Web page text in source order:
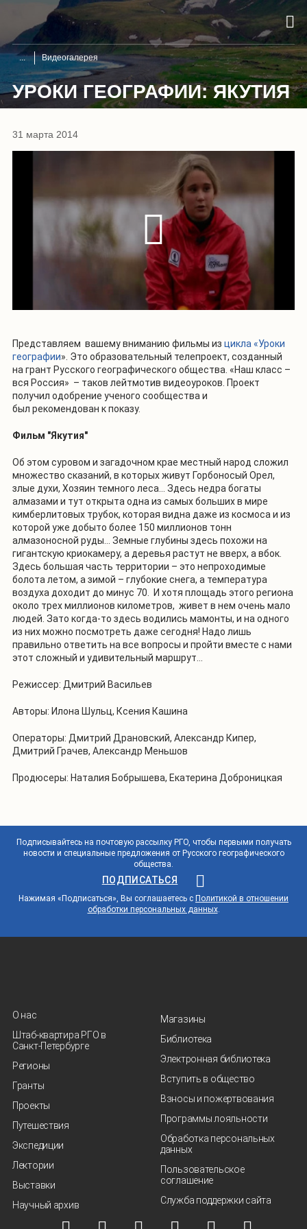
Видеогалерея
УРОКИ ГЕОГРАФИИ: ЯКУТИЯ
31 марта 2014
Представляем вашему вниманию фильмы из цикла «Уроки
географии». Это образовательный телепроект, созданный
на грант Русского географического общества. «Наш класс –
вся Россия» – таков лейтмотив видеоуроков. Проект
получил одобрение ученого сообщества и
был рекомендован к показу.
Фильм "Якутия"
Об этом суровом и загадочном крае местный народ сложил
множество сказаний, в которых живут Горбоносый Орел,
злые духи, Хозяин темного леса… Здесь недра богаты
алмазами и тут открыта одна из самых больших в мире
кимберлитовых трубок, которая видна даже из космоса и из
которой уже добыто более 150 миллионов тонн
алмазоносной руды… Земные глубины здесь похожи на
гигантскую криокамеру, а деревья растут не вверх, а вбок.
Здесь большая часть территории – это непроходимые
болота летом, а зимой – глубокие снега, а температура
воздуха доходит до минус 70. И хотя площадь этого региона
около трех миллионов километров, живет в нем очень мало
людей. Зато когда-то здесь водились мамонты, и на одного
из них можно посмотреть даже сегодня! Надо лишь
правильно ответить на все вопросы и пройти вместе с нами
этот сложный и удивительный маршрут…
Режиссер: Дмитрий Васильев
Авторы: Илона Шульц, Ксения Кашина
Операторы: Дмитрий Драновский, Александр Кипер,
Дмитрий Грачев, Александр Меньшов
Продюсеры: Наталия Бобрышева, Екатерина Доброницкая
Подписывайтесь на почтовую рассылку РГО, чтобы первыми получать
новости и специальные предложения от Русского географического
общества.
ПОДПИСАТЬСЯ
Нажимая «Подписаться», Вы соглашаетесь с Политикой в отношении
обработки персональных данных.
О нас
Штаб-квартира РГО в
Санкт‑Петербурге
Регионы
Гранты
Проекты
Путешествия
Экспедиции
Лектории
Выставки
Научный архив
Магазины
Библиотека
Электронная библиотека
Вступить в общество
Взносы и пожертвования
Программы лояльности
Обработка персональных
данных
Пользовательское
соглашение
Служба поддержки сайта